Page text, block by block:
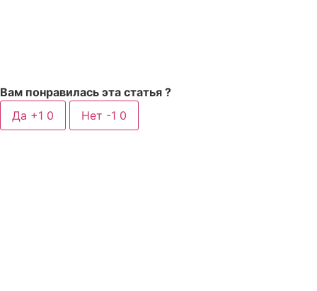
Вам понравилась эта статья ?
Да +1 0 Нет -1 0